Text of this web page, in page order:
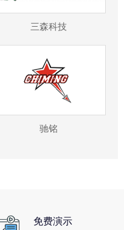
三森科技
驰铭
免费演示